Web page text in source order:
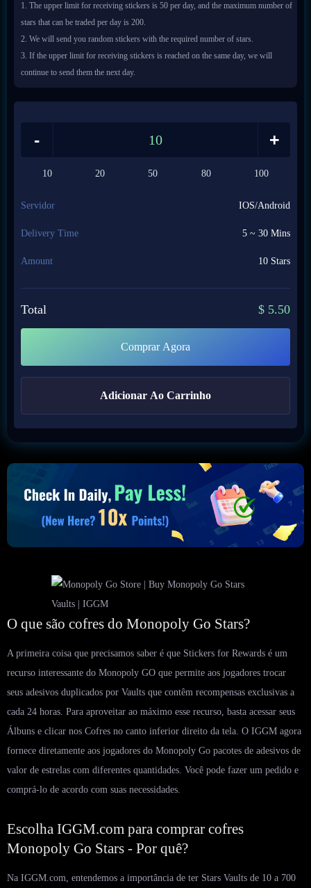
1. The upper limit for receiving stickers is 50 per day, and the maximum number of
stars that can be traded per day is 200.
2. We will send you random stickers with the required number of stars.
3. If the upper limit for receiving stickers is reached on the same day, we will
continue to send them the next day.
- +
10 20 50 80 100
Servidor IOS/Android
Delivery Time 5 ~ 30 Mins
Amount 10 Stars
Total $ 5.50
Comprar Agora
Adicionar Ao Carrinho
O que são cofres do Monopoly Go Stars?
A primeira coisa que precisamos saber é que Stickers for Rewards é um
recurso interessante do Monopoly GO que permite aos jogadores trocar
seus adesivos duplicados por Vaults que contêm recompensas exclusivas a
cada 24 horas. Para aproveitar ao máximo esse recurso, basta acessar seus
Álbuns e clicar nos Cofres no canto inferior direito da tela. O IGGM agora
fornece diretamente aos jogadores do Monopoly Go pacotes de adesivos de
valor de estrelas com diferentes quantidades. Você pode fazer um pedido e
comprá-lo de acordo com suas necessidades.
Escolha IGGM.com para comprar cofres
Monopoly Go Stars - Por quê?
Na IGGM.com, entendemos a importância de ter Stars Vaults de 10 a 700